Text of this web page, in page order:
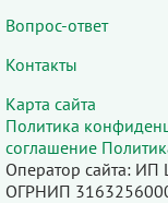
Вопрос-ответ
Контакты
Карта сайта
Политика
соглашение
Оператор сайта:
ОГРНИП